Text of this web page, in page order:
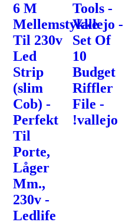
6 M
Mellemstykke
Til 230v
Led
Strip
(slim
Cob) -
Perfekt
Til
Porte,
Låger
Mm.,
230v -
Ledlife
Tools -
Vallejo -
Set Of
10
Budget
Riffler
File -
!vallejo